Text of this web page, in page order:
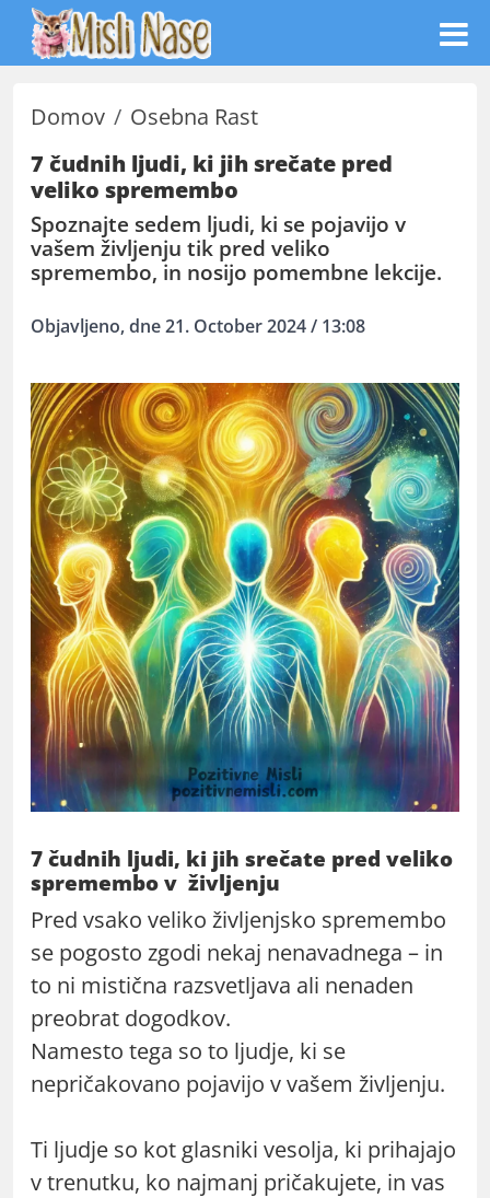
Domov
Osebna Rast
7 čudnih ljudi, ki jih srečate pred
veliko spremembo
Spoznajte sedem ljudi, ki se pojavijo v
vašem življenju tik pred veliko
spremembo, in nosijo pomembne lekcije.
Objavljeno, dne 21. October 2024 / 13:08
7 čudnih ljudi, ki jih srečate pred veliko
spremembo v življenju
Pred vsako veliko življenjsko spremembo
se pogosto zgodi nekaj nenavadnega – in
to ni mistična razsvetljava ali nenaden
preobrat dogodkov.
Namesto tega so to ljudje, ki se
nepričakovano pojavijo v vašem življenju.
Ti ljudje so kot glasniki vesolja, ki prihajajo
v trenutku, ko najmanj pričakujete, in vas